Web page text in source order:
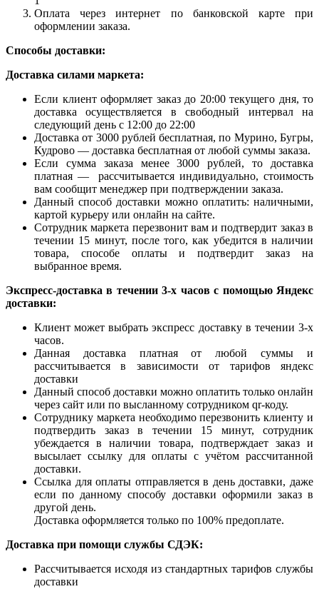
Оплата через интернет по банковской карте при
оформлении заказа.
Способы доставки:
Доставка силами маркета:
Если клиент оформляет заказ до 20:00 текущего дня, то
доставка осуществляется в свободный интервал на
следующий день с 12:00 до 22:00
Доставка от 3000 рублей бесплатная, по Мурино, Бугры,
Кудрово — доставка бесплатная от любой суммы заказа.
Если сумма заказа менее 3000 рублей, то доставка
платная — рассчитывается индивидуально, стоимость
вам сообщит менеджер при подтверждении заказа.
Данный способ доставки можно оплатить: наличными,
картой курьеру или онлайн на сайте.
Сотрудник маркета перезвонит вам и подтвердит заказ в
течении 15 минут, после того, как убедится в наличии
товара, способе оплаты и подтвердит заказ на
выбранное время.
Экспресс-доставка в течении 3-х часов с помощью Яндекс
доставки:
Клиент может выбрать экспресс доставку в течении 3-х
часов.
Данная доставка платная от любой суммы и
рассчитывается в зависимости от тарифов яндекс
доставки
Данный способ доставки можно оплатить только онлайн
через сайт или по высланному сотрудником qr-коду.
Сотруднику маркета необходимо перезвонить клиенту и
подтвердить заказ в течении 15 минут, сотрудник
убеждается в наличии товара, подтверждает заказ и
высылает ссылку для оплаты с учётом рассчитанной
доставки.
Ссылка для оплаты отправляется в день доставки, даже
если по данному способу доставки оформили заказ в
другой день.
Доставка оформляется только по 100% предоплате.
Доставка при помощи службы СДЭК:
Рассчитывается исходя из стандартных тарифов службы
доставки